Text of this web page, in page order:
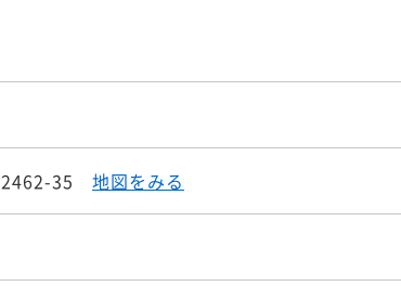
大人2名
35 地図をみる